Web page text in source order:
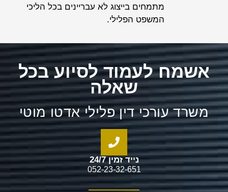
מתמחים בייצוג לא עבריינים בכל הליכי
המשפט הפלילי.
אשמח לעמוד לסיוע בכל
שאלה
משרד עורכי דין פלילי אדטו מוטי
נייד זמין 24/7
052-23-32-651